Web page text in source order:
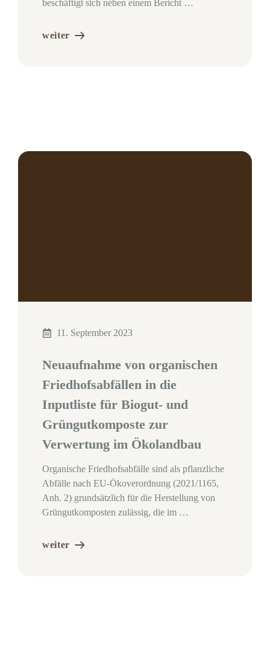
beschäftigt sich neben einem Bericht …
weiter
11. September 2023
Neuaufnahme von organischen
Friedhofsabfällen in die
Inputliste für Biogut- und
Grüngutkomposte zur
Verwertung im Ökolandbau
Organische Friedhofsabfälle sind als pflanzliche
Abfälle nach EU-Ökoverordnung (2021/1165,
Anh. 2) grundsätzlich für die Herstellung von
Grüngutkomposten zulässig, die im …
weiter